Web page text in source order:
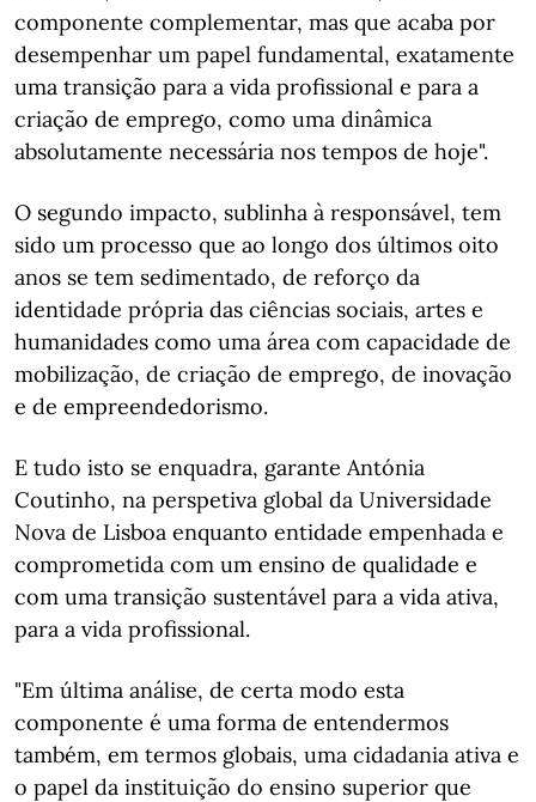
componente complementar, mas que acaba por
desempenhar um papel fundamental, exatamente
uma transição para a vida profissional e para a
criação de emprego, como uma dinâmica
absolutamente necessária nos tempos de hoje".
O segundo impacto, sublinha à responsável, tem
sido um processo que ao longo dos últimos oito
anos se tem sedimentado, de reforço da
identidade própria das ciências sociais, artes e
humanidades como uma área com capacidade de
mobilização, de criação de emprego, de inovação
e de empreendedorismo.
E tudo isto se enquadra, garante Antónia
Coutinho, na perspetiva global da Universidade
Nova de Lisboa enquanto entidade empenhada e
comprometida com um ensino de qualidade e
com uma transição sustentável para a vida ativa,
para a vida profissional.
"Em última análise, de certa modo esta
componente é uma forma de entendermos
também, em termos globais, uma cidadania ativa e
o papel da instituição do ensino superior que